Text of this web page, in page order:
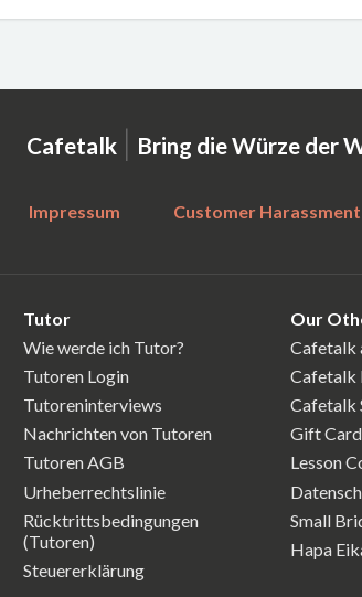
Cafetalk | Bring die Würze der
Impressum Customer
Tutor
Wie werde ich Tutor?
Tutoren Login
Tutoreninterviews
Nachrichten von Tutoren
Tutoren AGB
Urheberrechtslinie
Rücktrittsbedingungen
(Tutoren)
Steuererklärung
Our
Cafetalk
Cafetalk
Cafetalk
Gift Card
Lesson
Small
Hapa